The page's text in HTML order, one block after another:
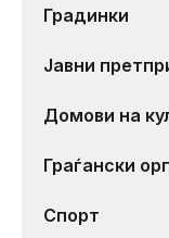
Градинки
Јавни
Домови на
Граѓански
Спорт